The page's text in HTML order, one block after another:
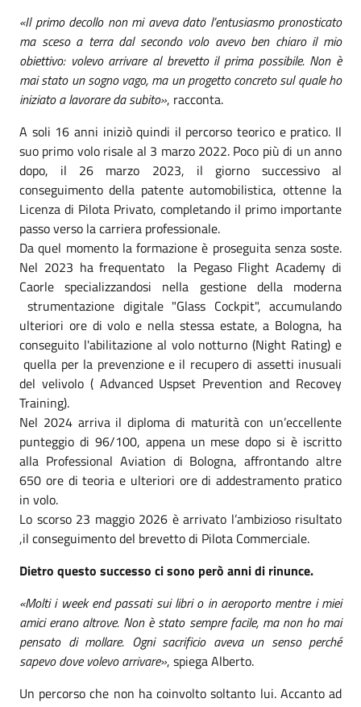
«Il primo decollo non mi aveva dato l’entusiasmo pronosticato
ma sceso a terra dal secondo volo avevo ben chiaro il mio
obiettivo: volevo arrivare al brevetto il prima possibile. Non è
mai stato un sogno vago, ma un progetto concreto sul quale ho
iniziato a lavorare da subito», racconta.
A soli 16 anni iniziò quindi il percorso teorico e pratico. Il
suo primo volo risale al 3 marzo 2022. Poco più di un anno
dopo, il 26 marzo 2023, il giorno successivo al
conseguimento della patente automobilistica, ottenne la
Licenza di Pilota Privato, completando il primo importante
passo verso la carriera professionale.
Da quel momento la formazione è proseguita senza soste.
Nel 2023 ha frequentato la Pegaso Flight Academy di
Caorle specializzandosi nella gestione della moderna
strumentazione digitale "Glass Cockpit", accumulando
ulteriori ore di volo e nella stessa estate, a Bologna, ha
conseguito l'abilitazione al volo notturno (Night Rating) e
quella per la prevenzione e il recupero di assetti inusuali
del velivolo ( Advanced Uspset Prevention and Recovey
Training).
Nel 2024 arriva il diploma di maturità con un’eccellente
punteggio di 96/100, appena un mese dopo si è iscritto
alla Professional Aviation di Bologna, affrontando altre
650 ore di teoria e ulteriori ore di addestramento pratico
in volo.
Lo scorso 23 maggio 2026 è arrivato l’ambizioso risultato
,il conseguimento del brevetto di Pilota Commerciale.
Dietro questo successo ci sono però anni di rinunce.
«Molti i week end passati sui libri o in aeroporto mentre i miei
amici erano altrove. Non è stato sempre facile, ma non ho mai
pensato di mollare. Ogni sacrificio aveva un senso perché
sapevo dove volevo arrivare», spiega Alberto.
Un percorso che non ha coinvolto soltanto lui. Accanto ad